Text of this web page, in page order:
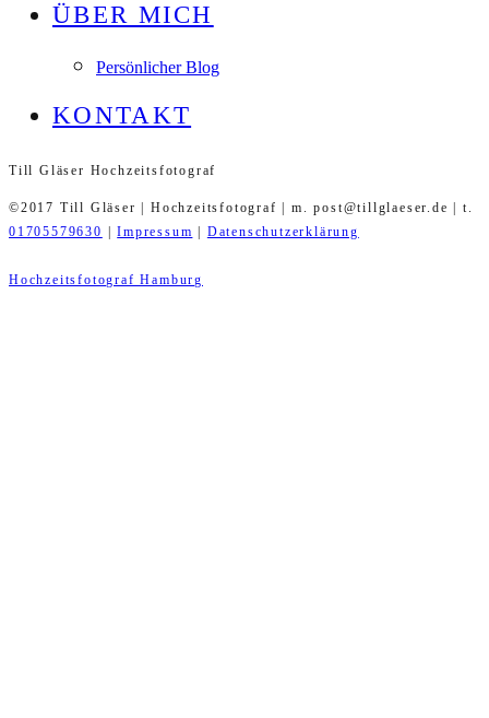
ÜBER MICH
Persönlicher Blog
KONTAKT
Till Gläser Hochzeitsfotograf
©2017 Till Gläser | Hochzeitsfotograf | m. post@tillglaeser.de | t.
01705579630
|Impressum Datenschutzerklärung
Hochzeitsfotograf Hamburg